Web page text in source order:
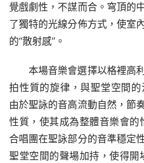
覺戲劇性，不謀而合。穹頂的
了獨特的光線分佈方式，使室
的“散射感”。
本場音樂會選擇以格裡高
拍性質的旋律，與聖堂空間
由於聖詠的音高流動自然，節
性質，使其成為整體音樂會的
合唱團在聖詠部分的音準穩定
聖堂空間的聲場加持，使得開